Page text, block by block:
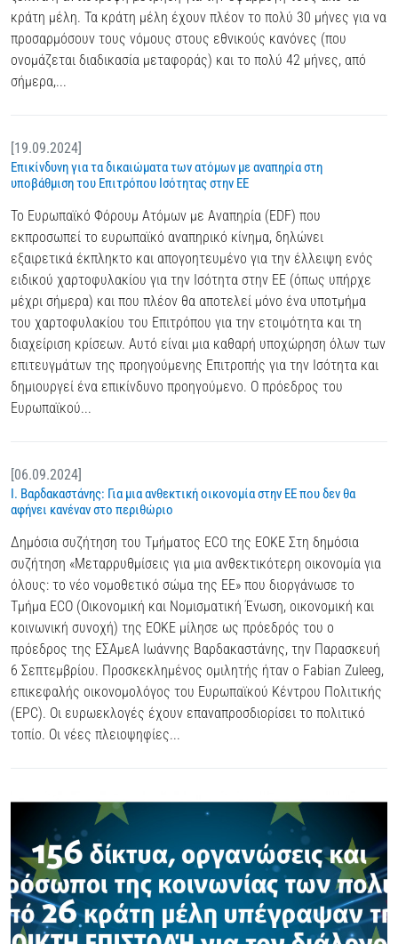
κράτη μέλη. Τα κράτη μέλη έχουν πλέον το πολύ 30 μήνες για να
προσαρμόσουν τους νόμους στους εθνικούς κανόνες (που
ονομάζεται διαδικασία μεταφοράς) και το πολύ 42 μήνες, από
σήμερα,...
[19.09.2024]
Επικίνδυνη για τα δικαιώματα των ατόμων με αναπηρία στη
υποβάθμιση του Επιτρόπου Ισότητας στην ΕΕ
Το Ευρωπαϊκό Φόρουμ Ατόμων με Αναπηρία (EDF) που
εκπροσωπεί το ευρωπαϊκό αναπηρικό κίνημα, δηλώνει
εξαιρετικά έκπληκτο και απογοητευμένο για την έλλειψη ενός
ειδικού χαρτοφυλακίου για την Ισότητα στην ΕΕ (όπως υπήρχε
μέχρι σήμερα) και που πλέον θα αποτελεί μόνο ένα υποτμήμα
του χαρτοφυλακίου του Επιτρόπου για την ετοιμότητα και τη
διαχείριση κρίσεων. Αυτό είναι μια καθαρή υποχώρηση όλων των
επιτευγμάτων της προηγούμενης Επιτροπής για την Ισότητα και
δημιουργεί ένα επικίνδυνο προηγούμενο. Ο πρόεδρος του
Ευρωπαϊκού...
[06.09.2024]
Ι. Βαρδακαστάνης: Για μια ανθεκτική οικονομία στην ΕΕ που δεν θα
αφήνει κανέναν στο περιθώριο
Δημόσια συζήτηση του Τμήματος ECO της ΕΟΚΕ Στη δημόσια
συζήτηση «Μεταρρυθμίσεις για μια ανθεκτικότερη οικονομία για
όλους: το νέο νομοθετικό σώμα της ΕΕ» που διοργάνωσε το
Τμήμα ECO (Οικονομική και Νομισματική Ένωση, οικονομική και
κοινωνική συνοχή) της ΕΟΚΕ μίλησε ως πρόεδρός του ο
πρόεδρος της ΕΣΑμεΑ Ιωάννης Βαρδακαστάνης, την Παρασκευή
6 Σεπτεμβρίου. Προσκεκλημένος ομιλητής ήταν ο Fabian Zuleeg,
επικεφαλής οικονομολόγος του Ευρωπαϊκού Κέντρου Πολιτικής
(EPC). Οι ευρωεκλογές έχουν επαναπροσδιορίσει το πολιτικό
τοπίο. Οι νέες πλειοψηφίες...